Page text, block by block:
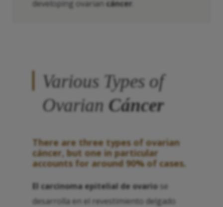
developing ovarian cáncer
Various Types of
Ovarian Cáncer
There are three types of ovarian
cáncer, but one in particular
accounts for around 90% of cases.
El carcinoma epitelial de ovario se
desarrolla en el revestimiento delgado